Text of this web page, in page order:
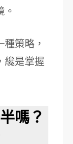
策略，
纔是掌握
嗎？